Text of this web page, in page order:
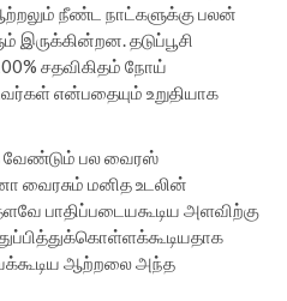
நீண்ட நாட்களுக்கு பலன்
இருக்கின்றன. தடுப்பூசி
சதவிகிதம் நோய்
என்பதையும் உறுதியாக
வேண்டும் பல வைரஸ்
வைரசும் மனித உடலின்
பாதிப்படையகூடிய அளவிற்கு
ஆற்றலை அந்த